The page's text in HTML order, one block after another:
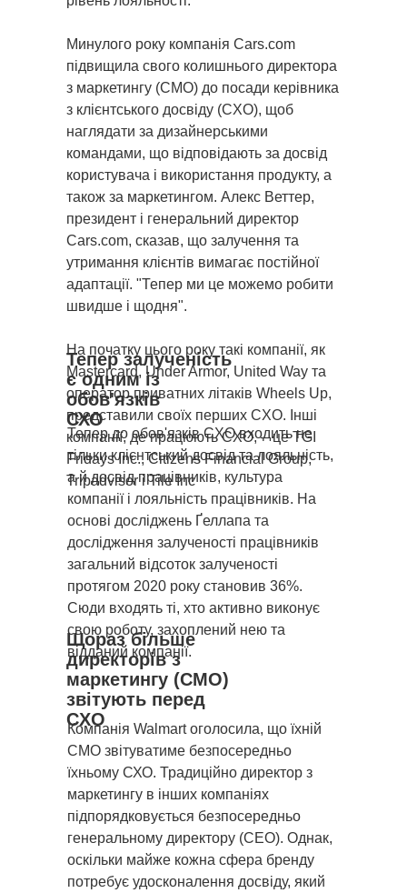
Минулого року компанія Cars.com
підвищила свого колишнього директора
з маркетингу (CMO) до посади керівника
з клієнтського досвіду (CXO), щоб
наглядати за дизайнерськими
командами, що відповідають за досвід
користувача і використання продукту, а
також за маркетингом. Алекс Веттер,
президент і генеральний директор
Cars.com, сказав, що залучення та
утримання клієнтів вимагає постійної
адаптації. "Тепер ми це можемо робити
швидше і щодня".
На початку цього року такі компанії, як
Mastercard, Under Armor, United Way та
оператор приватних літаків Wheels Up,
представили своїх перших CXO. Інші
компанії, де працюють CXO, – це TGI
Fridays Inc., Citizens Financial Group,
Tripadvisor і Tile Inc
Щораз більше
директорів з
маркетингу (CMO)
звітують перед
CXO
Тепер до обов'язків CXO входить не
тільки клієнтський досвід та лояльність,
а й досвід працівників, культура
компанії і лояльність працівників. На
основі досліджень Ґеллапа та
дослідження залученості працівників
загальний відсоток залученості
протягом 2020 року становив 36%.
Сюди входять ті, хто активно виконує
свою роботу, захоплений нею та
відданий компанії.
Компанія Walmart оголосила, що їхній
CMO звітуватиме безпосередньо
їхньому СХО. Традиційно директор з
маркетингу в інших компаніях
підпорядковується безпосередньо
генеральному директору (СЕО). Однак,
оскільки майже кожна сфера бренду
потребує удосконалення досвіду, який
Тепер залученість
є одним із
обов'язків
СХО